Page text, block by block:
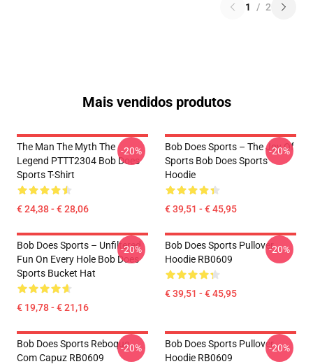
1 / 2
Mais vendidos produtos
The Man The Myth The
Legend PTTT2304 Bob Does
Sports T-Shirt
€ 24,38 - € 28,06
-20%
Bob Does Sports – The Joy Of
Sports Bob Does Sports
Hoodie
€ 39,51 - € 45,95
-20%
Bob Does Sports – Unfiltered
Fun On Every Hole Bob Does
Sports Bucket Hat
€ 19,78 - € 21,16
-20%
Bob Does Sports Pullover
Hoodie RB0609
€ 39,51 - € 45,95
-20%
Bob Does Sports Reboque
Com Capuz RB0609
-20%
Bob Does Sports Pullover
Hoodie RB0609
-20%